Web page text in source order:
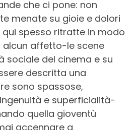
che ci pone: non
menate su gioie e dolori
qui spesso ritratte in modo
alcun affetto-le scene
sociale del cinema e su
descritta una
sono spassose,
e superficialità-
quella gioventù
accennare a